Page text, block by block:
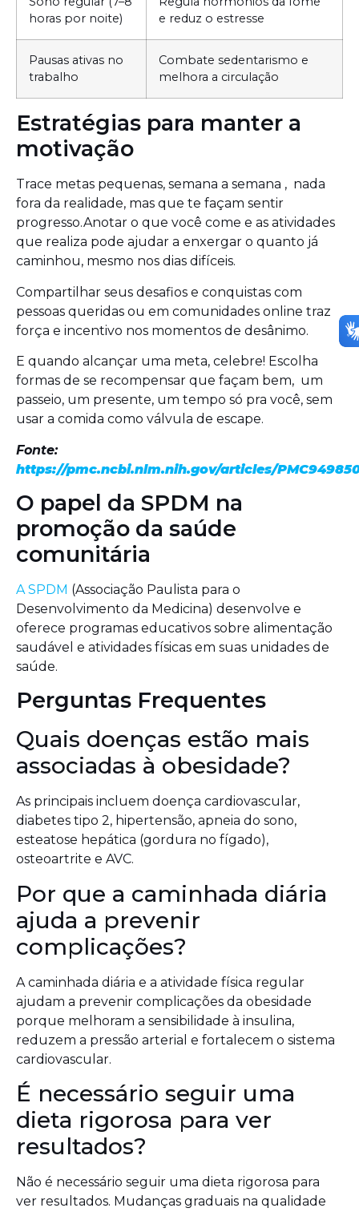
horas por noite)
e reduz o estresse
Pausas ativas no
trabalho
Combate sedentarismo e
melhora a circulação
Estratégias para manter a
motivação
Trace metas pequenas, semana a semana , nada
fora da realidade, mas que te façam sentir
progresso.Anotar o que você come e as atividades
que realiza pode ajudar a enxergar o quanto já
caminhou, mesmo nos dias difíceis.
Compartilhar seus desafios e conquistas com
pessoas queridas ou em comunidades online traz
força e incentivo nos momentos de desânimo.
E quando alcançar uma meta, celebre! Escolha
formas de se recompensar que façam bem, um
passeio, um presente, um tempo só pra você, sem
usar a comida como válvula de escape.
Fonte:
https://pmc.ncbi.nlm.nih.gov/articles/
O papel da SPDM na
promoção da saúde
comunitária
A SPDM (Associação Paulista para o
Desenvolvimento da Medicina) desenvolve e
oferece programas educativos sobre alimentação
saudável e atividades físicas em suas unidades de
saúde.
Perguntas Frequentes
Quais doenças estão mais
associadas à obesidade?
As principais incluem doença cardiovascular,
diabetes tipo 2, hipertensão, apneia do sono,
esteatose hepática (gordura no fígado),
osteoartrite e AVC.
Por que a caminhada diária
ajuda a prevenir
complicações?
A caminhada diária e a atividade física regular
ajudam a prevenir complicações da obesidade
porque melhoram a sensibilidade à insulina,
reduzem a pressão arterial e fortalecem o sistema
cardiovascular.
É necessário seguir uma
dieta rigorosa para ver
resultados?
Não é necessário seguir uma dieta rigorosa para
ver resultados. Mudanças graduais na qualidade